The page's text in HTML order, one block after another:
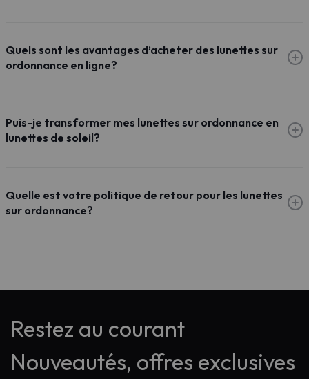
Quels sont les avantages d’acheter des lunettes sur
ordonnance en ligne?
Puis-je transformer mes lunettes sur ordonnance en
lunettes de soleil?
Quelle est votre politique de retour pour les lunettes
sur ordonnance?
Restez au courant
Nouveautés, offres exclusives